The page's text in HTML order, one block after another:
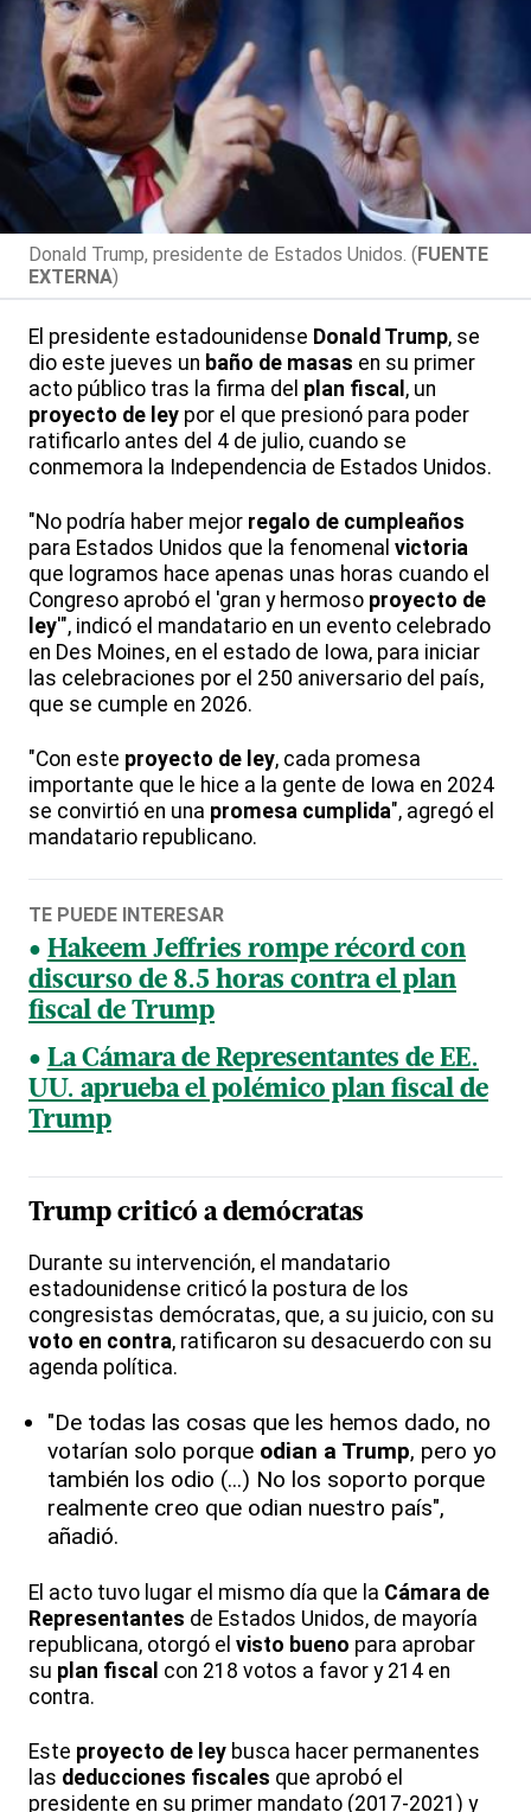
Donald Trump, presidente de Estados Unidos. (FUENTE
EXTERNA)
El presidente estadounidense Donald Trump, se
dio este jueves un baño de masas en su primer
acto público tras la firma del plan fiscal , un
proyecto de ley por el que presionó para poder
ratificarlo antes del 4 de julio, cuando se
conmemora la Independencia de Estados Unidos.
"No podría haber mejor regalo de cumpleaños
para Estados Unidos que la fenomenal victoria
que logramos hace apenas unas horas cuando el
Congreso aprobó el 'gran y hermoso proyecto de
ley'", indicó el mandatario en un evento celebrado
en Des Moines, en el estado de Iowa, para iniciar
las celebraciones por el 250 aniversario del país,
que se cumple en 2026.
"Con este proyecto de ley, cada promesa
importante que le hice a la gente de Iowa en 2024
se convirtió en una promesa cumplida", agregó el
mandatario republicano.
TE PUEDE INTERESAR
Hakeem Jeffries rompe récord con
discurso de 8.5 horas contra el plan
fiscal de Trump
La Cámara de Representantes de EE.
UU. aprueba el polémico plan fiscal de
Trump
Trump criticó a demócratas
Durante su intervención, el mandatario
estadounidense criticó la postura de los
congresistas demócratas, que, a su juicio, con su
voto en contra, ratificaron su desacuerdo con su
agenda política.
"De todas las cosas que les hemos dado, no
votarían solo porque odian a Trump, pero yo
también los odio (...) No los soporto porque
realmente creo que odian nuestro país",
añadió.
El acto tuvo lugar el mismo día que la Cámara de
Representantes de Estados Unidos, de mayoría
republicana, otorgó el visto bueno para aprobar
su plan fiscal con 218 votos a favor y 214 en
contra.
Este proyecto de ley busca hacer permanentes
las deducciones fiscales que aprobó el
presidente en su primer mandato (2017-2021) y